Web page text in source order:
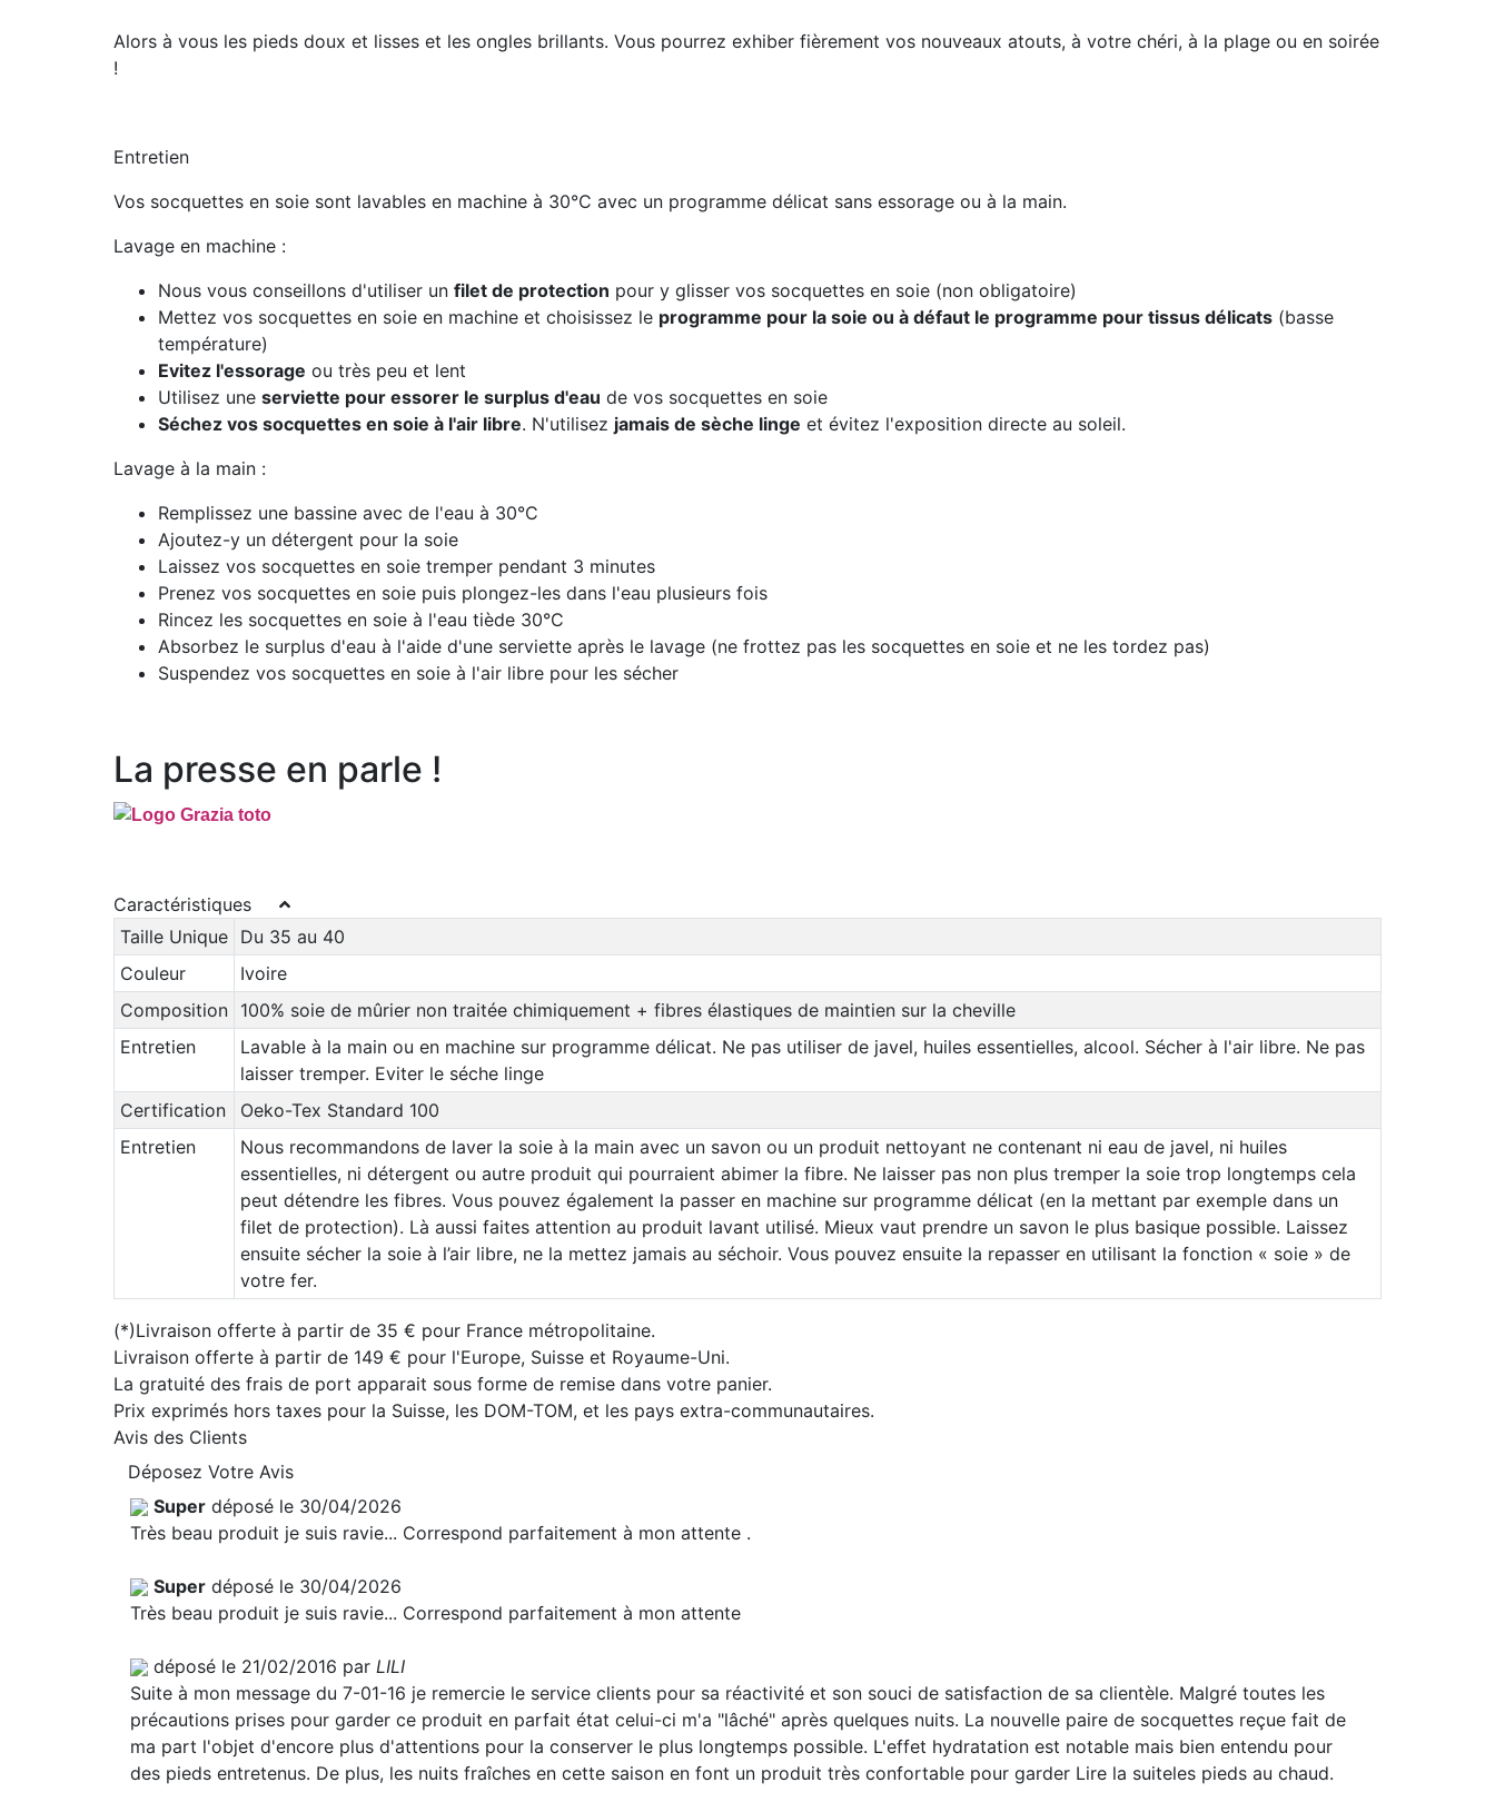
Alors à vous les pieds doux et lisses et les ongles brillants. Vous pourrez exhiber fièrement vos nouveaux atouts, à votre chéri, à la plage ou en soirée
!
Entretien
Vos socquettes en soie sont lavables en machine à 30°C avec un programme délicat sans essorage ou à la main.
Lavage en machine :
Nous vous conseillons d'utiliser un filet de protection pour y glisser vos socquettes en soie (non obligatoire)
Mettez vos socquettes en soie en machine et choisissez le programme pour la soie ou à défaut le programme pour tissus délicats (basse
température)
Evitez l'essorage ou très peu et lent
Utilisez une serviette pour essorer le surplus d'eau de vos socquettes en soie
Séchez vos socquettes en soie à l'air libre. N'utilisez jamais de sèche linge et évitez l'exposition directe au soleil.
Lavage à la main :
Remplissez une bassine avec de l'eau à 30°C
Ajoutez-y un détergent pour la soie
Laissez vos socquettes en soie tremper pendant 3 minutes
Prenez vos socquettes en soie puis plongez-les dans l'eau plusieurs fois
Rincez les socquettes en soie à l'eau tiède 30°C
Absorbez le surplus d'eau à l'aide d'une serviette après le lavage (ne frottez pas les socquettes en soie et ne les tordez pas)
Suspendez vos socquettes en soie à l'air libre pour les sécher
La presse en parle !
Caractéristiques
Taille Unique
Du 35 au 40
Couleur
Ivoire
Composition
100% soie de mûrier non traitée chimiquement + fibres élastiques de maintien sur la cheville
Entretien
Lavable à la main ou en machine sur programme délicat. Ne pas utiliser de javel, huiles essentielles, alcool. Sécher à l'air libre. Ne pas
laisser tremper. Eviter le séche linge
Certification
Oeko-Tex Standard 100
Entretien
Nous recommandons de laver la soie à la main avec un savon ou un produit nettoyant ne contenant ni eau de javel, ni huiles
essentielles, ni détergent ou autre produit qui pourraient abimer la fibre. Ne laisser pas non plus tremper la soie trop longtemps cela
peut détendre les fibres. Vous pouvez également la passer en machine sur programme délicat (en la mettant par exemple dans un
filet de protection). Là aussi faites attention au produit lavant utilisé. Mieux vaut prendre un savon le plus basique possible. Laissez
ensuite sécher la soie à l’air libre, ne la mettez jamais au séchoir. Vous pouvez ensuite la repasser en utilisant la fonction « soie » de
votre fer.
(*)Livraison offerte à partir de 35 € pour France métropolitaine.
Livraison offerte à partir de 149 € pour l'Europe, Suisse et Royaume-Uni.
La gratuité des frais de port apparait sous forme de remise dans votre panier.
Prix exprimés hors taxes pour la Suisse, les DOM-TOM, et les pays extra-communautaires.
Avis des Clients
Déposez Votre Avis
Super déposé le 30/04/2026
Très beau produit je suis ravie... Correspond parfaitement à mon attente .
Super déposé le 30/04/2026
Très beau produit je suis ravie... Correspond parfaitement à mon attente
déposé le 21/02/2016 par LILI
Suite à mon message du 7-01-16 je remercie le service clients pour sa réactivité et son souci de satisfaction de sa clientèle. Malgré toutes les
précautions prises pour garder ce produit en parfait état celui-ci m'a "lâché" après quelques nuits. La nouvelle paire de socquettes reçue fait de
ma part l'objet d'encore plus d'attentions pour la conserver le plus longtemps possible. L'effet hydratation est notable mais bien entendu pour
des pieds entretenus. De plus, les nuits fraîches en cette saison en font un produit très confortable pour garder Lire la suiteles pieds au chaud.